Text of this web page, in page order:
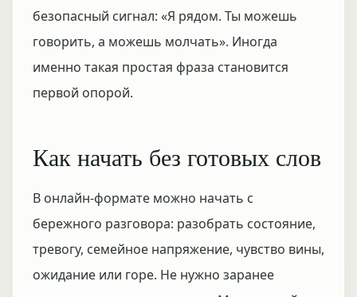
безопасный сигнал: «Я рядом. Ты можешь
говорить, а можешь молчать». Иногда
именно такая простая фраза становится
первой опорой.
Как начать без готовых слов
В онлайн-формате можно начать с
бережного разговора: разобрать состояние,
тревогу, семейное напряжение, чувство вины,
ожидание или горе. Не нужно заранее